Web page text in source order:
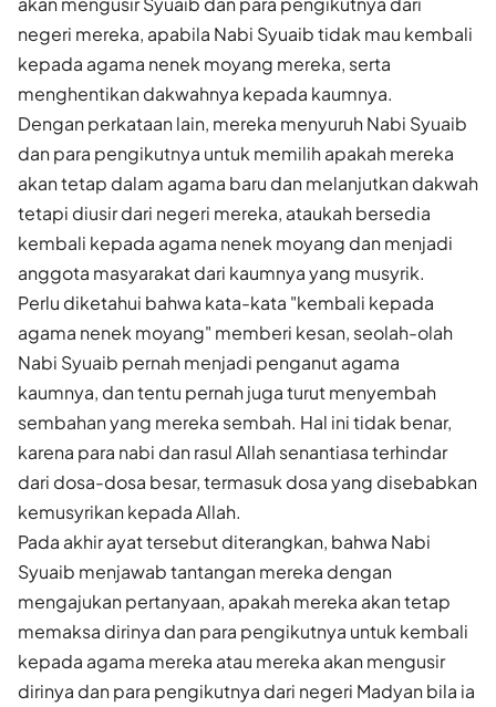
negeri mereka, apabila Nabi Syuaib tidak mau kembali
kepada agama nenek moyang mereka, serta
menghentikan dakwahnya kepada kaumnya.
Dengan perkataan lain, mereka menyuruh Nabi Syuaib
dan para pengikutnya untuk memilih apakah mereka
akan tetap dalam agama baru dan melanjutkan dakwah
tetapi diusir dari negeri mereka, ataukah bersedia
kembali kepada agama nenek moyang dan menjadi
anggota masyarakat dari kaumnya yang musyrik.
Perlu diketahui bahwa kata-kata "kembali kepada
agama nenek moyang" memberi kesan, seolah-olah
Nabi Syuaib pernah menjadi penganut agama
kaumnya, dan tentu pernah juga turut menyembah
sembahan yang mereka sembah. Hal ini tidak benar,
karena para nabi dan rasul Allah senantiasa terhindar
dari dosa-dosa besar, termasuk dosa yang disebabkan
kemusyrikan kepada Allah.
Pada akhir ayat tersebut diterangkan, bahwa Nabi
Syuaib menjawab tantangan mereka dengan
mengajukan pertanyaan, apakah mereka akan tetap
memaksa dirinya dan para pengikutnya untuk kembali
kepada agama mereka atau mereka akan mengusir
dirinya dan para pengikutnya dari negeri Madyan bila ia